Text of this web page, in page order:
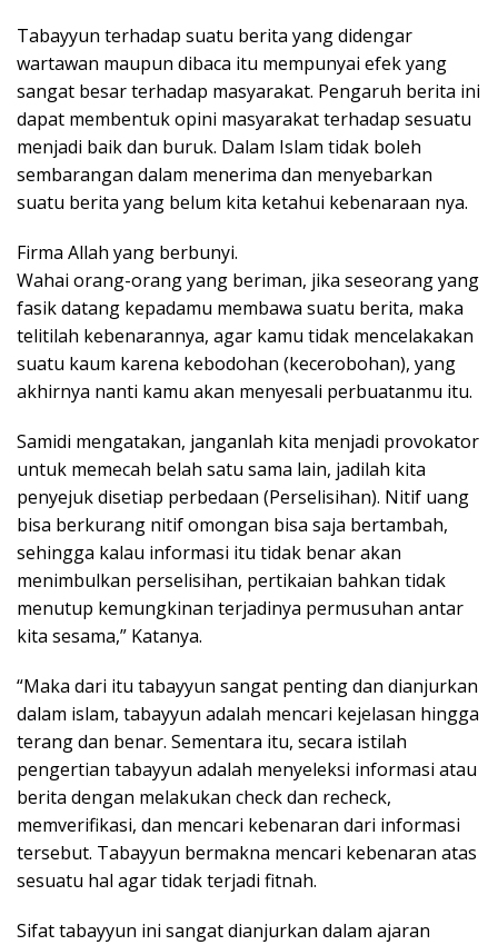
Tabayyun terhadap suatu berita yang didengar
wartawan maupun dibaca itu mempunyai efek yang
sangat besar terhadap masyarakat. Pengaruh berita ini
dapat membentuk opini masyarakat terhadap sesuatu
menjadi baik dan buruk. Dalam Islam tidak boleh
sembarangan dalam menerima dan menyebarkan
suatu berita yang belum kita ketahui kebenaraan nya.
Firma Allah yang berbunyi.
Wahai orang-orang yang beriman, jika seseorang yang
fasik datang kepadamu membawa suatu berita, maka
telitilah kebenarannya, agar kamu tidak mencelakakan
suatu kaum karena kebodohan (kecerobohan), yang
akhirnya nanti kamu akan menyesali perbuatanmu itu.
Samidi mengatakan, janganlah kita menjadi provokator
untuk memecah belah satu sama lain, jadilah kita
penyejuk disetiap perbedaan (Perselisihan). Nitif uang
bisa berkurang nitif omongan bisa saja bertambah,
sehingga kalau informasi itu tidak benar akan
menimbulkan perselisihan, pertikaian bahkan tidak
menutup kemungkinan terjadinya permusuhan antar
kita sesama,” Katanya.
“Maka dari itu tabayyun sangat penting dan dianjurkan
dalam islam, tabayyun adalah mencari kejelasan hingga
terang dan benar. Sementara itu, secara istilah
pengertian tabayyun adalah menyeleksi informasi atau
berita dengan melakukan check dan recheck,
memverifikasi, dan mencari kebenaran dari informasi
tersebut. Tabayyun bermakna mencari kebenaran atas
sesuatu hal agar tidak terjadi fitnah.
Sifat tabayyun ini sangat dianjurkan dalam ajaran